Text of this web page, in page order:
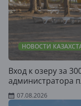
НОВОСТИ
Вход к озеру за
администратора
07.08.2026